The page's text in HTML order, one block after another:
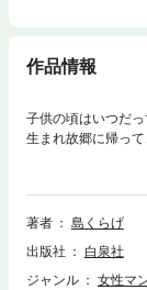
作品情報
子供の頃はいつだ
生まれ故郷に帰っ
景に胸を熱くする
様子で…!?（38P）
収録されています
著者
島くらげ
出版社
白泉社
ジャンル
女性マ